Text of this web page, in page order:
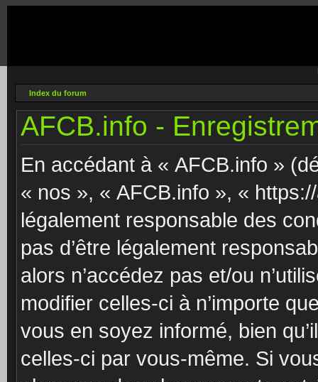
Index du forum
AFCB.info -
En accédant à « AFCB.info »
« nos », « AFCB.info », «
légalement responsable des
pas d’être légalement
alors n’accédez pas et/ou
modifier celles-ci à n’importe
vous en soyez informé, bien
celles-ci par vous-même. Si